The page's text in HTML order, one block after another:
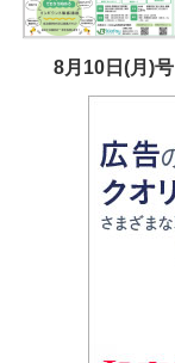
8月10日(月)号